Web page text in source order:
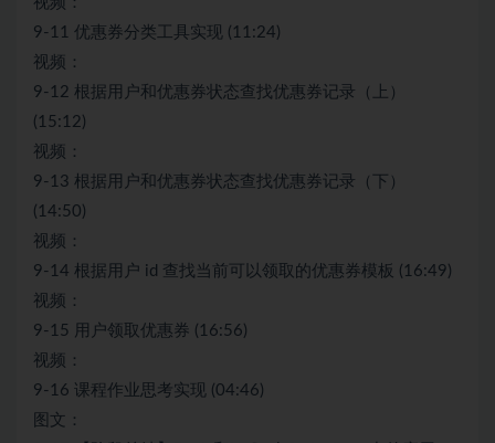
9-11 优惠券分类工具实现 (11:24)
视频：
9-12 根据用户和优惠券状态查找优惠券记录（上）
(15:12)
视频：
9-13 根据用户和优惠券状态查找优惠券记录（下）
(14:50)
视频：
9-14 根据用户 id 查找当前可以领取的优惠券模板 (16:49)
视频：
9-15 用户领取优惠券 (16:56)
视频：
9-16 课程作业思考实现 (04:46)
图文：